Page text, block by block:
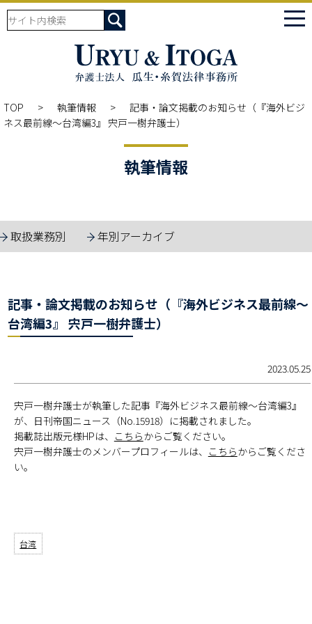
TOP 執筆情報
記事・論文掲載のお知らせ（『海外ビジ
ネス最前線～台湾編3』 宍戸一樹弁護士）
執筆情報
取扱業務別 年別アーカイブ
記事・論文掲載のお知らせ（『海外ビジネス最前線～
台湾編3』 宍戸一樹弁護士）
2023.05.25
宍戸一樹弁護士が執筆した記事『海外ビジネス最前線～台湾編3』
が、日刊帝国ニュース（No.15918）に掲載されました。
掲載誌出版元様HPは、 こちらからご覧ください。
宍戸一樹弁護士のメンバープロフィールは、 こちらからご覧くださ
い。
台湾